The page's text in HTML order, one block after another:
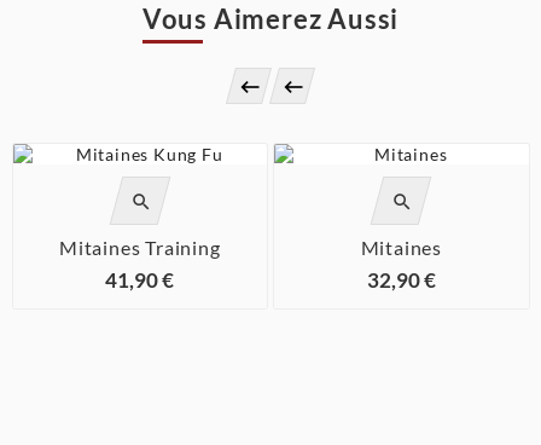
Vous Aimerez Aussi
 

Mitaines Training
41,90 €

Mitaines
32,90 €